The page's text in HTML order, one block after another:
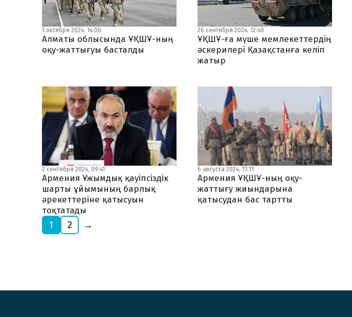
1 октября 2024, 14:06
Алматы облысында ҰҚШҰ-ның
оқу-жаттығуы басталды
26 сентября 2024, 12:40
ҰҚШҰ-ға мүше мемлекеттердің
әскерилері Қазақстанға келіп
жатыр
2 сентября 2024, 09:41
Армения Ұжымдық қауіпсіздік
шарты ұйымының барлық
әрекеттеріне қатысуын
тоқтатады
6 августа 2024, 11:11
Армения ҰҚШҰ-ның оқу-
жаттығу жиындарына
қатысудан бас тартты
1 2 →